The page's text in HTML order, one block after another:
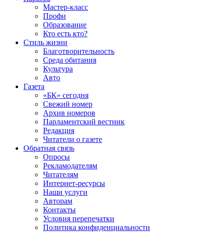
Мастер-класс
Профи
Образование
Кто есть кто?
Стиль жизни
Благотворительность
Среда обитания
Культура
Авто
Газета
«БК» сегодня
Свежий номер
Архив номеров
Парламентский вестник
Редакция
Читатели о газете
Обратная связь
Опросы
Рекламодателям
Читателям
Интернет-ресурсы
Наши услуги
Авторам
Контакты
Условия перепечатки
Политика конфиденциальности